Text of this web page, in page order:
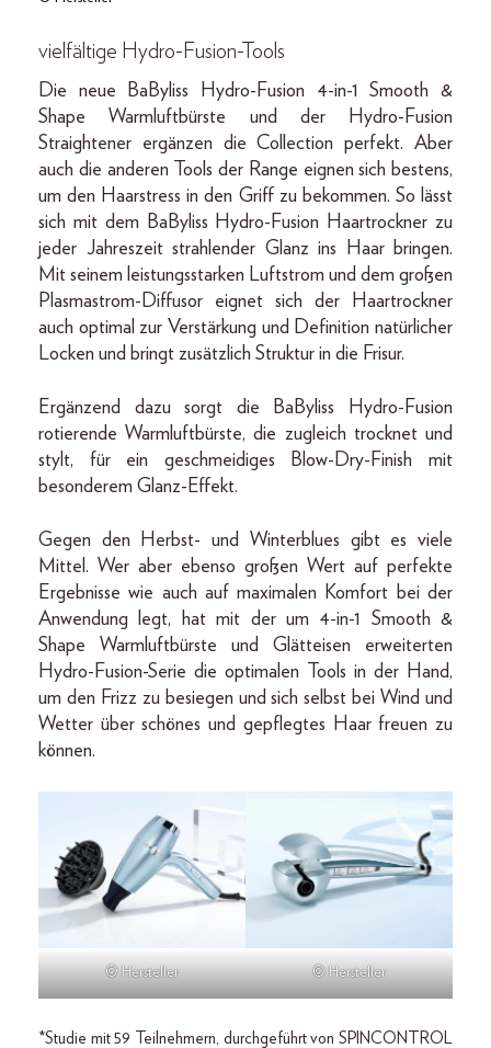
vielfältige Hydro-Fusion-Tools
Die neue BaByliss Hydro-Fusion 4-in-1 Smooth &
Shape Warmluftbürste und der Hydro-Fusion
Straightener ergänzen die Collection perfekt. Aber
auch die anderen Tools der Range eignen sich bestens,
um den Haarstress in den Griff zu bekommen. So lässt
sich mit dem BaByliss Hydro-Fusion Haartrockner zu
jeder Jahreszeit strahlender Glanz ins Haar bringen.
Mit seinem leistungsstarken Luftstrom und dem großen
Plasmastrom-Diffusor eignet sich der Haartrockner
auch optimal zur Verstärkung und Definition natürlicher
Locken und bringt zusätzlich Struktur in die Frisur.
Ergänzend dazu sorgt die BaByliss Hydro-Fusion
rotierende Warmluftbürste, die zugleich trocknet und
stylt, für ein geschmeidiges Blow-Dry-Finish mit
besonderem Glanz-Effekt.
Gegen den Herbst- und Winterblues gibt es viele
Mittel. Wer aber ebenso großen Wert auf perfekte
Ergebnisse wie auch auf maximalen Komfort bei der
Anwendung legt, hat mit der um 4-in-1 Smooth &
Shape Warmluftbürste und Glätteisen erweiterten
Hydro-Fusion-Serie die optimalen Tools in der Hand,
um den Frizz zu besiegen und sich selbst bei Wind und
Wetter über schönes und gepflegtes Haar freuen zu
können.
© Hersteller © Hersteller
*Studie mit 59 Teilnehmern, durchgeführt von SPINCONTROL